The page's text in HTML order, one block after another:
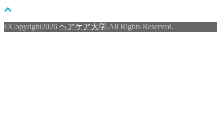
©Copyright2026 ヘアケア大学.All Rights Reserved.